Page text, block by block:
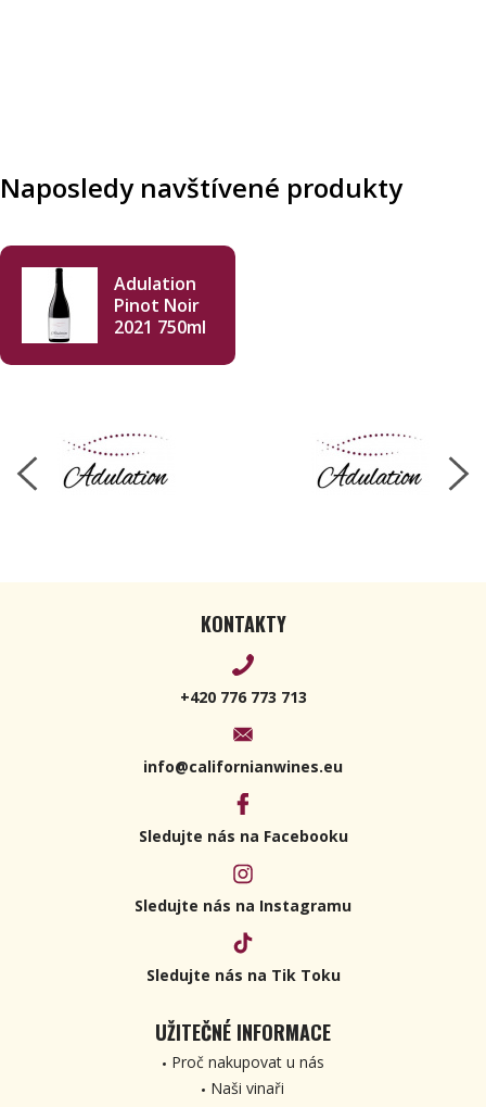
Naposledy navštívené produkty
Adulation
Pinot Noir
2021 750ml
KONTAKTY
+420 776 773 713
info@californianwines.eu
Sledujte nás na Facebooku
Sledujte nás na Instagramu
Sledujte nás na Tik Toku
UŽITEČNÉ INFORMACE
Proč nakupovat u nás
Naši vinaři